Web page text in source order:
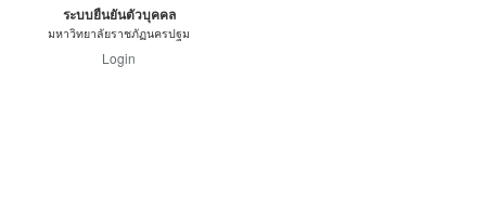
ระบบยืนยันตัวบุคคล
มหาวิทยาลัยราชภัฏนครปฐม
Login